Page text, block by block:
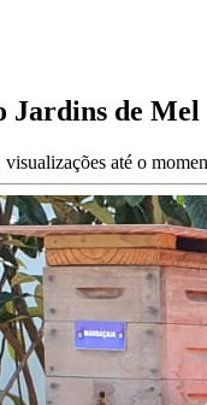
Jardins de Mel
até o